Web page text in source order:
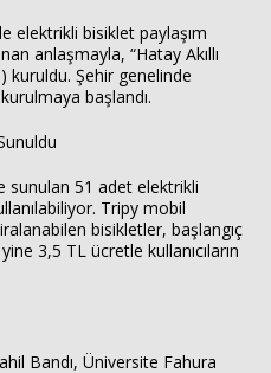
elektrikli bisiklet paylaşım
anlaşmayla, “Hatay Akıllı
kuruldu. Şehir genelinde
başlandı.
sunulan 51 adet elektrikli
Tripy mobil
bisikletler, başlangıç
3,5 TL ücretle kullanıcıların
Bandı, Üniversite Fahura
Haberin Doğru Adresi.